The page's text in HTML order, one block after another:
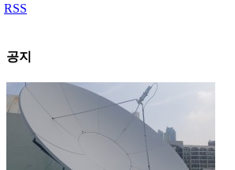
RSS
공지